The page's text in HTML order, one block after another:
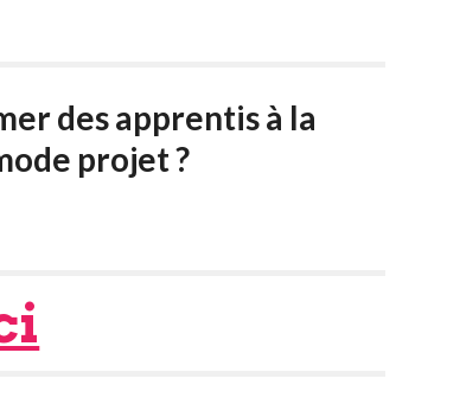
des apprentis à la
projet ?